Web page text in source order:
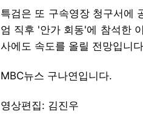
특검은 또 구속영장 청구서에
엄 직후 '안가 회동'에 참석한
사에도 속도를 올릴 전망입니
MBC뉴스 구나연입니다.
영상편집: 김진우